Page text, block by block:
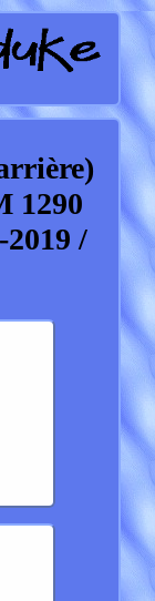
1290
/